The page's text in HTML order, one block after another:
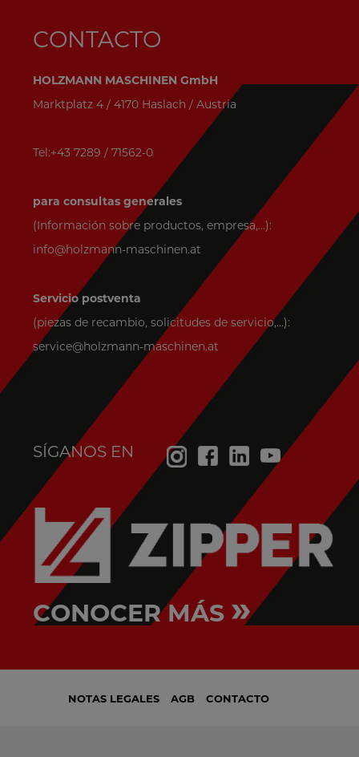
CONTACTO
HOLZMANN MASCHINEN GmbH
Marktplatz 4 / 4170 Haslach / Austria
Tel:+43 7289 / 71562-0
para consultas generales
(Información sobre productos, empresa,...):
info@holzmann-maschinen.at
Servicio postventa
(piezas de recambio, solicitudes de servicio,...):
service@holzmann-maschinen.at
SÍGANOS EN
CONOCER MÁS »
NOTAS LEGALES AGB CONTACTO